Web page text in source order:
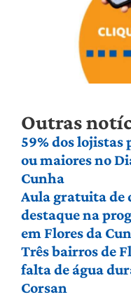
Outras
59% dos lojistas
ou maiores no
Cunha
Aula gratuita de
destaque na
em Flores da
Três bairros de
falta de água
Corsan